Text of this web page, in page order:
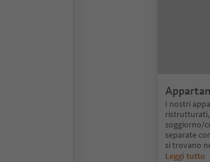
I nostri
soggiorno/
separate
si trovano
Leggi tutto